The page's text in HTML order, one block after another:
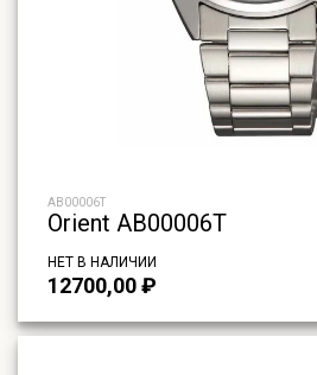
AB00006T
Orient AB00006T
НЕТ В НАЛИЧИИ
12700,00₽